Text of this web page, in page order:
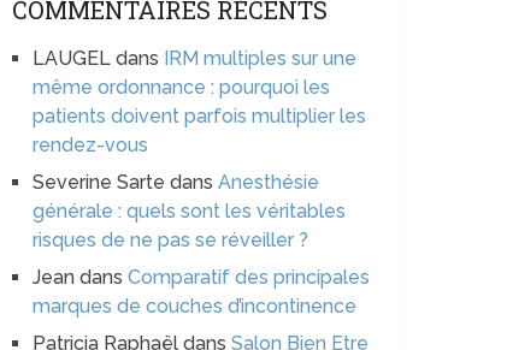
COMMENTAIRES RÉCENTS
LAUGEL dans IRM multiples sur une
même ordonnance : pourquoi les
patients doivent parfois multiplier les
rendez-vous
Severine Sarte dansAnesthésie
générale : quels sont les véritables
risques de ne pas se réveiller ?
Jean dansComparatif des principales
marques de couches d’incontinence
Patricia Raphaël dansSalon Bien Etre